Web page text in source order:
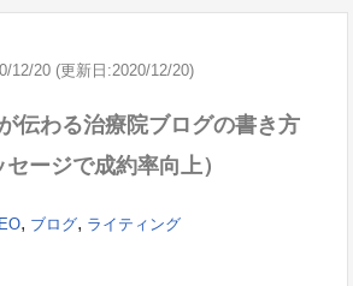
12/20 (更新日:2020/12/20)
伝わる治療院ブログの書き方
セージで成約率向上）
, ブログ, ライティング